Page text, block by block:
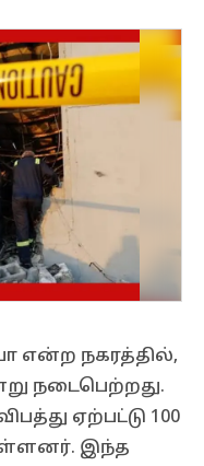
என்ற நகரத்தில்,
நடைபெற்றது.
ஏற்பட்டு 100
இந்த